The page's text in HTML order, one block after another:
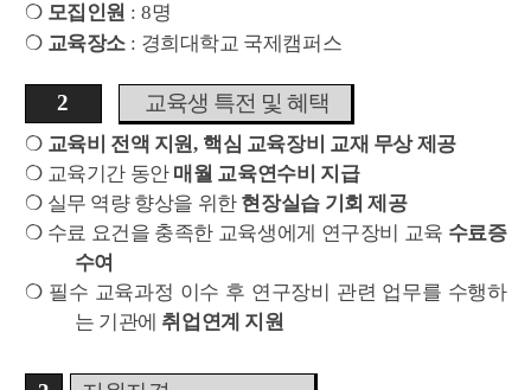
❍ 모집인원 : 8명
❍ 교육장소 : 경희대학교 국제캠퍼스
2 교육생 특전 및 혜택
❍ 교육비 전액 지원, 핵심 교육장비 교재 무상 제공
❍ 교육기간 동안 매월 교육연수비 지급
❍ 실무 역량 향상을 위한 현장실습 기회 제공
❍ 수료 요건을 충족한 교육생에게 연구장비 교육 수료증
수여
❍ 필수 교육과정 이수 후 연구장비 관련 업무를 수행하
는 기관에 취업연계 지원